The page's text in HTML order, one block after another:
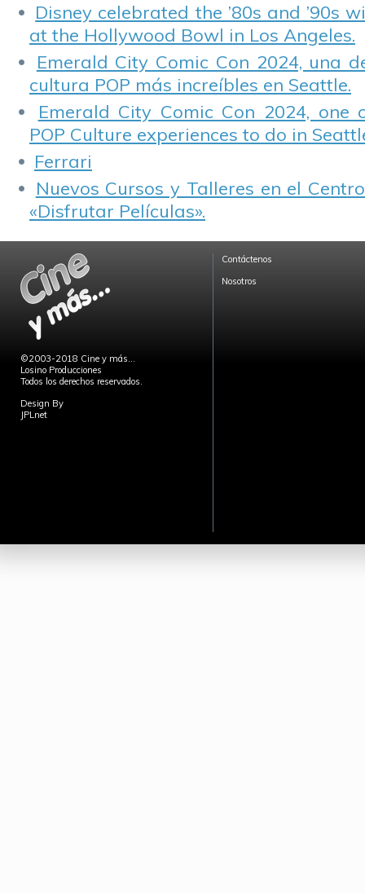
Disney celebrated the ’80s and ’90s
at the Hollywood Bowl in Los Angeles.
Emerald City Comic Con 2024, una
cultura POP más increíbles en Seattle.
Emerald City Comic Con 2024,
POP Culture experiences to do in
Ferrari
Nuevos Cursos y Talleres en el
«Disfrutar Películas».
©2003-2018 Cine y más...
Losino Producciones
Todos los derechos reservados.
Design By
JPLnet
Contáctenos
Nosotros